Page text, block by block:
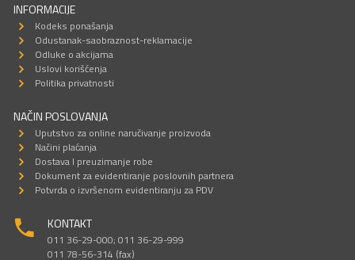
INFORMACIJE
Kodeks ponašanja
Odustanak-saobraznost-reklamacije
Odluke o akcijama
Uslovi korišćenja
Politika privatnosti
NAČIN POSLOVANJA
Uputstvo za online naručivanje proizvoda
Načini plaćanja
Dostava I preuzimanje robe
Dokument za evidentiranje poslovnih partnera
Potvrda o izvršenom evidentiranju za PDV
KONTAKT
011 36-29-000; 011 36-29-999
011 78-56-314 (fax)